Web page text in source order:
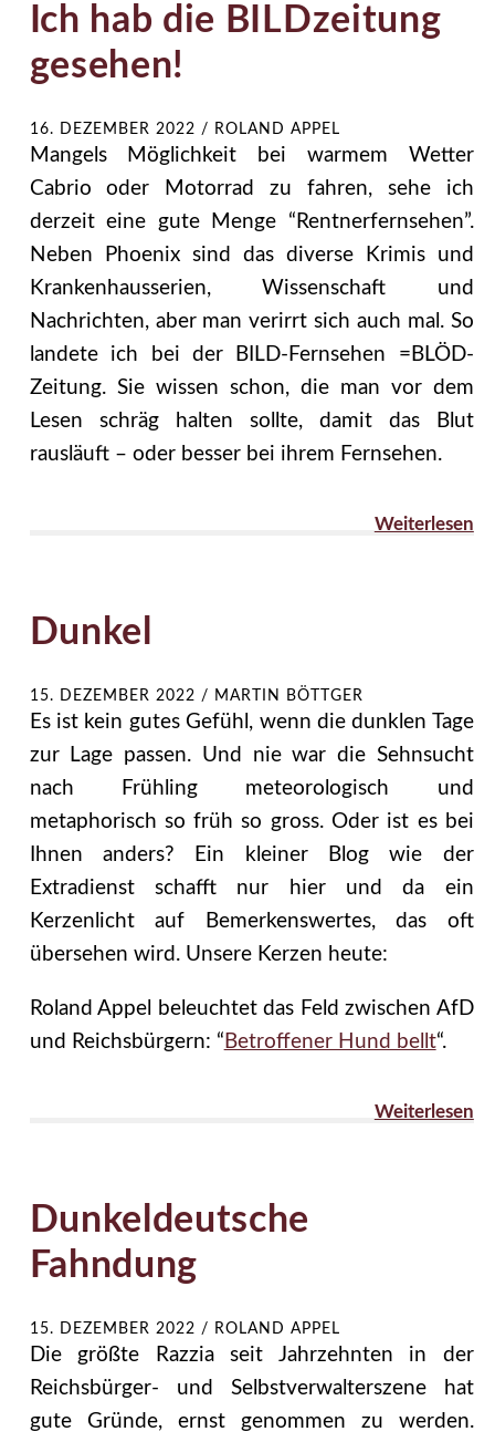
Ich hab die BILDzeitung
gesehen!
16. DEZEMBER 2022 / ROLAND APPEL
Mangels Möglichkeit bei warmem Wetter
Cabrio oder Motorrad zu fahren, sehe ich
derzeit eine gute Menge “Rentnerfernsehen”.
Neben Phoenix sind das diverse Krimis und
Krankenhausserien, Wissenschaft und
Nachrichten, aber man verirrt sich auch mal. So
landete ich bei der BILD-Fernsehen =BLÖD-
Zeitung. Sie wissen schon, die man vor dem
Lesen schräg halten sollte, damit das Blut
rausläuft – oder besser bei ihrem Fernsehen.
Weiterlesen
Dunkel
15. DEZEMBER 2022 / MARTIN BÖTTGER
Es ist kein gutes Gefühl, wenn die dunklen Tage
zur Lage passen. Und nie war die Sehnsucht
nach Frühling meteorologisch und
metaphorisch so früh so gross. Oder ist es bei
Ihnen anders? Ein kleiner Blog wie der
Extradienst schafft nur hier und da ein
Kerzenlicht auf Bemerkenswertes, das oft
übersehen wird. Unsere Kerzen heute:
Roland Appel beleuchtet das Feld zwischen AfD
und Reichsbürgern: “ Betroffener Hund bellt“.
Weiterlesen
Dunkeldeutsche
Fahndung
15. DEZEMBER 2022 / ROLAND APPEL
Die größte Razzia seit Jahrzehnten in der
Reichsbürger- und Selbstverwalterszene hat
gute Gründe, ernst genommen zu werden.